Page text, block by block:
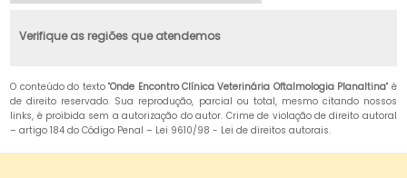
Verifique as regiões que atendemos
O conteúdo do texto "Onde Encontro Clínica Veterinária Oftalmologia Planaltina" é
de direito reservado. Sua reprodução, parcial ou total, mesmo citando nossos
links, é proibida sem a autorização do autor. Crime de violação de direito autoral
– artigo 184 do Código Penal – Lei 9610/98 - Lei de direitos autorais.